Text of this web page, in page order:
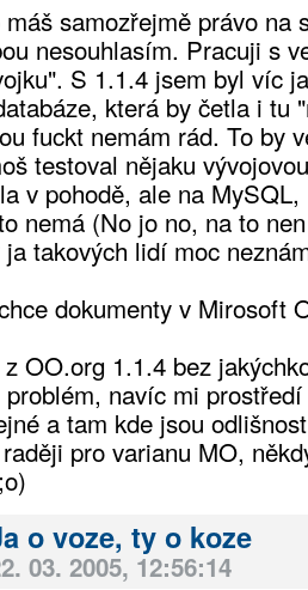
máš samozřejmě právo na
nesouhlasím. Pracuji s
S 1.1.4 jsem byl víc
která by četla i tu
fuckt nemám rád. To by
testoval nějaku
v pohodě, ale na
nemá (No jo no, na to
takových lidí moc
dokumenty v Mirosoft
OO.org 1.1.4 bez
navíc mi
a tam kde jsou
pro varianu MO,
o voze, ty o koze
03. 2005, 12:56:14